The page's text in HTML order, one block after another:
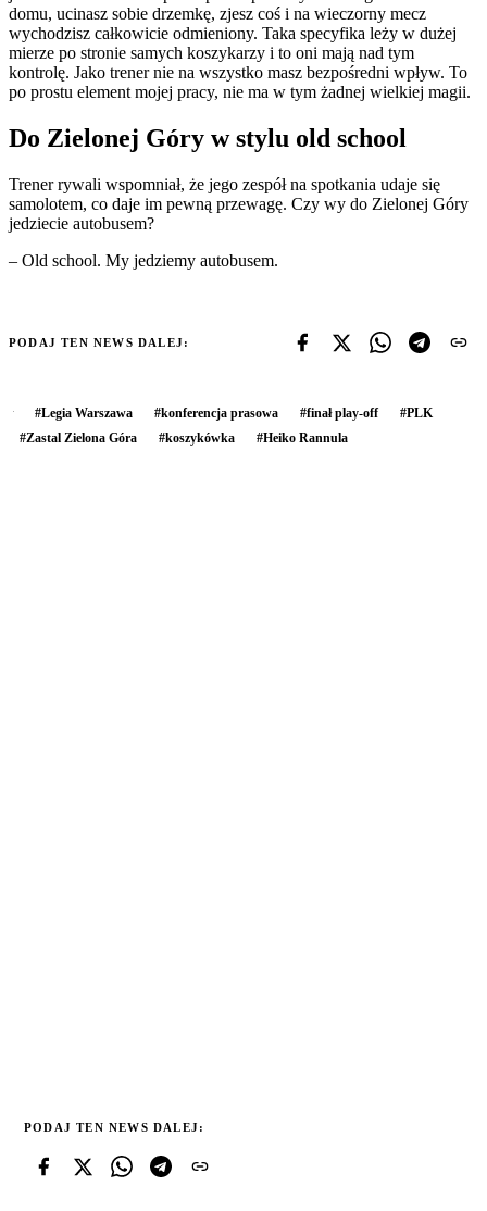
domu, ucinasz sobie drzemkę, zjesz coś i na wieczorny mecz
wychodzisz całkowicie odmieniony. Taka specyfika leży w dużej
mierze po stronie samych koszykarzy i to oni mają nad tym
kontrolę. Jako trener nie na wszystko masz bezpośredni wpływ. To
po prostu element mojej pracy, nie ma w tym żadnej wielkiej magii.
Do Zielonej Góry w stylu old school
Trener rywali wspomniał, że jego zespół na spotkania udaje się
samolotem, co daje im pewną przewagę. Czy wy do Zielonej Góry
jedziecie autobusem?
– Old school. My jedziemy autobusem.
PODAJ TEN NEWS DALEJ:
#Legia Warszawa #konferencja prasowa #finał play-off #PLK
#Zastal Zielona Góra #koszykówka #Heiko Rannula
PODAJ TEN NEWS DALEJ: